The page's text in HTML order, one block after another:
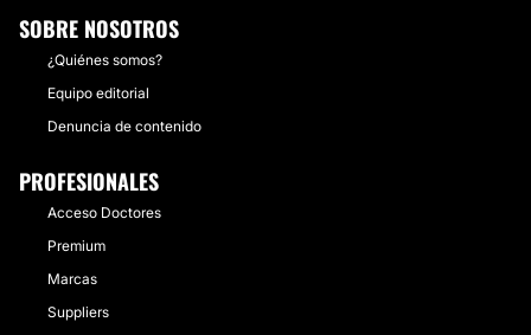
SOBRE NOSOTROS
¿Quiénes somos?
Equipo editorial
Denuncia de contenido
PROFESIONALES
Acceso Doctores
Premium
Marcas
Suppliers